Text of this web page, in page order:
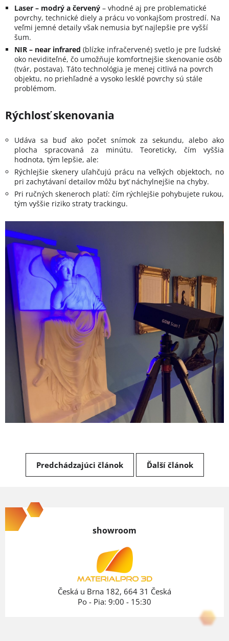
Laser – modrý a červený – vhodné aj pre problematické
povrchy, technické diely a prácu vo vonkajšom prostredí. Na
veľmi jemné detaily však nemusia byť najlepšie pre vyšší
šum.
NIR – near infrared (blízke infračervené) svetlo je pre ľudské
oko neviditeľné, čo umožňuje komfortnejšie skenovanie osôb
(tvár, postava). Táto technológia je menej citlivá na povrch
objektu, no priehľadné a vysoko lesklé povrchy sú stále
problémom.
Rýchlosť skenovania
Udáva sa buď ako počet snímok za sekundu, alebo ako
plocha spracovaná za minútu. Teoreticky, čím vyššia
hodnota, tým lepšie, ale:
Rýchlejšie skenery uľahčujú prácu na veľkých objektoch, no
pri zachytávaní detailov môžu byť náchylnejšie na chyby.
Pri ručných skeneroch platí: čím rýchlejšie pohybujete rukou,
tým vyššie riziko straty trackingu.
Predchádzajúci článok Ďalší článok
á
p
showroom
Česká u Brna 182, 664 31 Česká
Po - Pia: 9:00 - 15:30